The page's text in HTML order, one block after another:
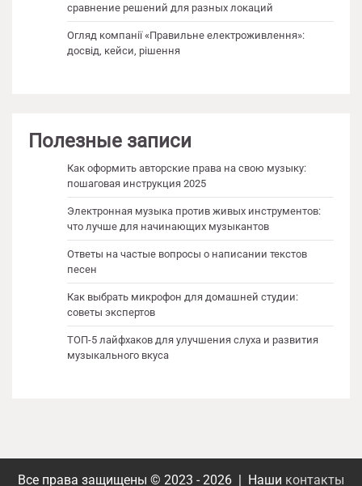
сравнение решений для разных локаций
Огляд компанії «Правильне електроживлення»:
досвід, кейси, рішення
Полезные записи
Как оформить авторские права на свою музыку:
пошаговая инструкция 2025
Электронная музыка против живых инструментов:
что лучше для начинающих музыкантов
Ответы на частые вопросы о написании текстов
песен
Как выбрать микрофон для домашней студии:
советы экспертов
ТОП-5 лайфхаков для улучшения слуха и развития
музыкального вкуса
Все права защищены © 2023 - 2026 | Наши контакты